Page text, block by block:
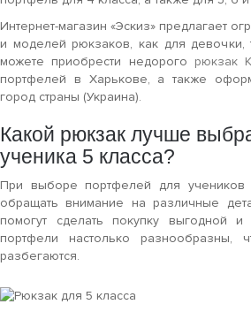
Интернет-магазин «Эскиз» предлагает
и моделей рюкзаков, как для девочки,
можете приобрести недорого рюкзак
портфелей в Харькове, а также
город страны (Украина).
Какой рюкзак лучше
ученика 5 класса?
При выборе портфелей для
обращать внимание на различные
помогут сделать покупку выгодной
портфели настолько разнообразны,
разбегаются.